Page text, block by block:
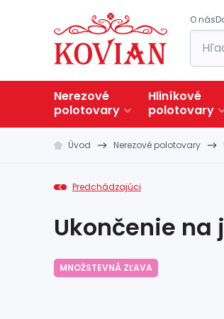
O nás
Nerezové
polotovary
Hliníkové
polotovary
Úvod Nerezové polotovary
Predchádzajúci
Ukončenie na
MNOŽSTEVNÁ ZĽAVA